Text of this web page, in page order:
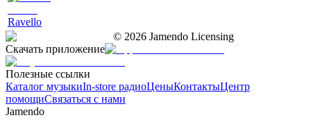
Ravello
© 2026 Jamendo Licensing
Скачать приложение
Полезные ссылки
Каталог музыкиIn-store радиоЦеныКонтактыЦентр
помощиСвязаться с нами
Jamendo